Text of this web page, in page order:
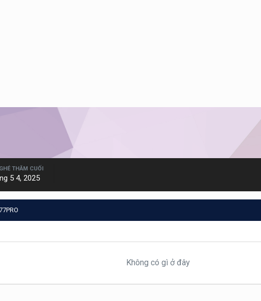
THĂM CUỐI
5 4, 2025
Không có gì ở đây